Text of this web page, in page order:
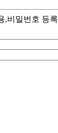
,비밀번호 등록